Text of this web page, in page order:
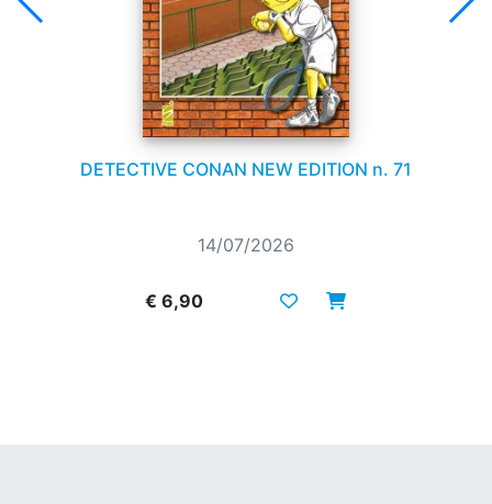
DETECTIVE CONAN NEW EDITION n. 71
14/07/2026
€ 6,90